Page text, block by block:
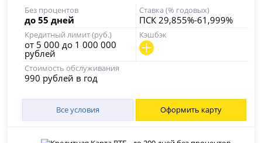
Без процентов
до 55 дней
Ставка (% годовых)
ПСК 29,855%-61,999%
Кредитный лимит (руб.)
от 5 000 до 1 000 000
рублей
Кэшбэк
Стоимость обслуживания
990 рублей в год
Все условия Оформить карту